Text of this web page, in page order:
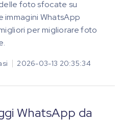
foto sfocate su
immagini WhatsApp
per migliorare foto
2026-03-13 20:35:34
WhatsApp da